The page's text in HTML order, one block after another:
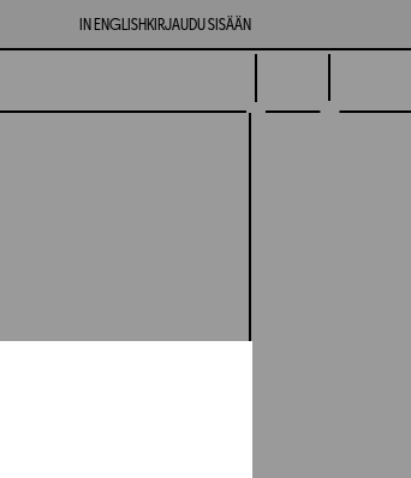
IN ENGLISH KIRJAUDU SISÄÄN